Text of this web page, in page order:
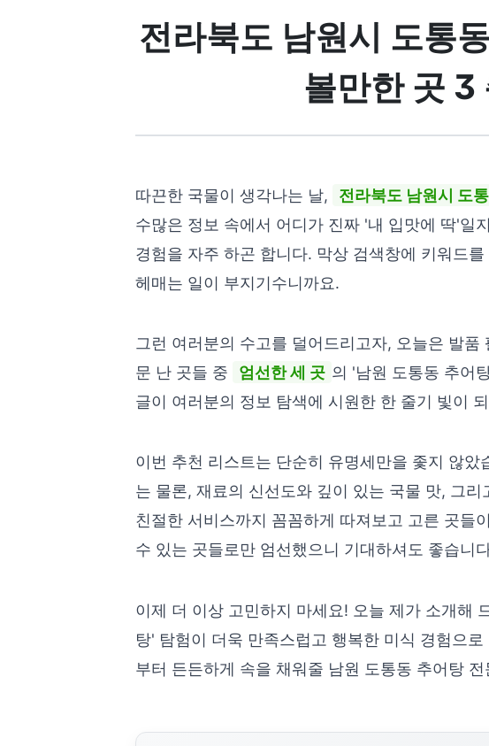
전라북도 남원시 도통
볼만한 곳 3
따끈한 국물이 생각나는 날, 전라북도 남원시 도
수많은 정보 속에서 어디가 진짜 '내 입맛에 딱'일
경험을 자주 하곤 합니다. 막상 검색창에 키워드
헤매는 일이 부지기수니까요.
그런 여러분의 수고를 덜어드리고자, 오늘은 발
문 난 곳들 중
엄선한 세 곳 의 '남원 도통동 추어
글이 여러분의 정보 탐색에 시원한 한 줄기 빛이
이번 추천 리스트는 단순히 유명세만을 좇지 않았
는 물론, 재료의 신선도와 깊이 있는 국물 맛, 그
친절한 서비스까지 꼼꼼하게 따져보고 고른 곳들
수 있는 곳들로만 엄선했으니 기대하셔도 좋습니
이제 더 이상 고민하지 마세요! 오늘 제가 소개해
탕' 탐험이 더욱 만족스럽고 행복한 미식 경험으
부터 든든하게 속을 채워줄 남원 도통동 추어탕